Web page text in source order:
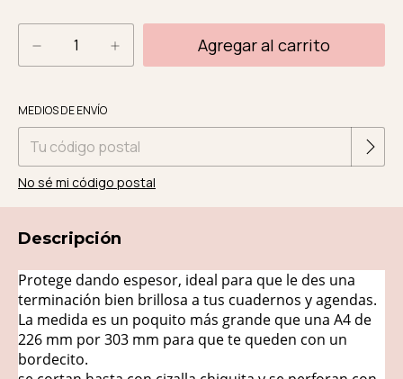
Entregas para el CP:
MEDIOS DE ENVÍO
No sé mi código postal
Descripción
Protege dando espesor, ideal para que le des una
terminación bien brillosa a tus cuadernos y agendas.
La medida es un poquito más grande que una A4 de
226 mm por 303 mm para que te queden con un
bordecito.